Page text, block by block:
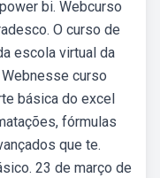
bi. Webcurso
O curso de
escola virtual da
curso
básica do excel
fórmulas
que te.
23 de março de